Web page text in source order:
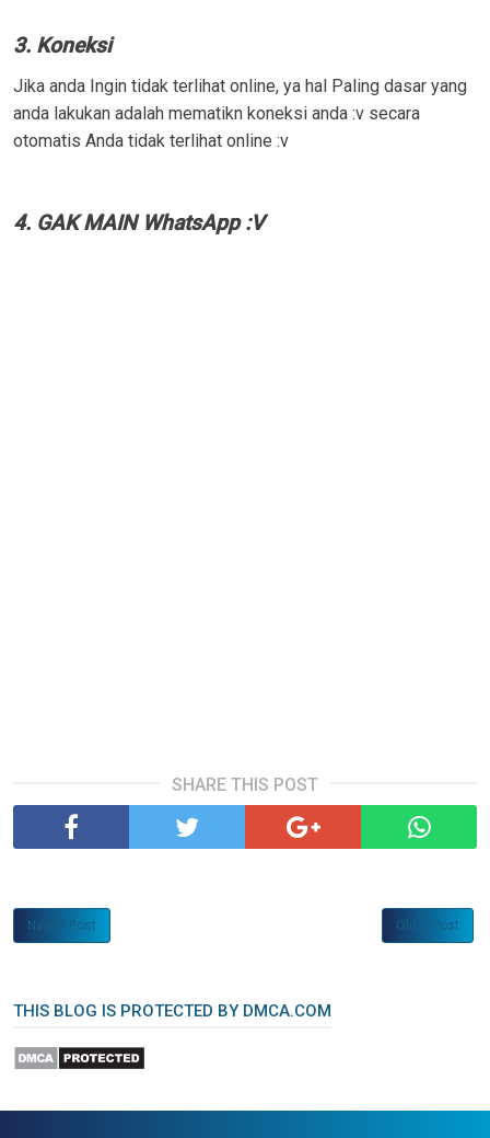
3. Koneksi
Jika anda Ingin tidak terlihat online, ya hal Paling dasar yang
anda lakukan adalah mematikn koneksi anda :v secara
otomatis Anda tidak terlihat online :v
4. GAK MAIN WhatsApp :V
SHARE THIS POST
Newer Post Older Post
THIS BLOG IS PROTECTED BY DMCA.COM